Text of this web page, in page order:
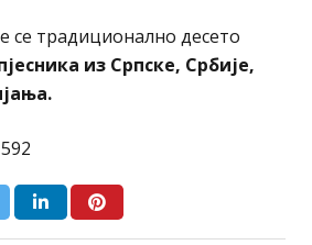
се традиционално десето
из Српске, Србије,
592